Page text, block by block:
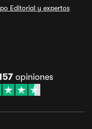
Editorial y expertos
opiniones